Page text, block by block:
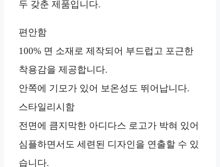
두 갖춘 제품입니다.
편안함
100% 면 소재로 제작되어 부드럽고 포근한
착용감을 제공합니다.
안쪽에 기모가 있어 보온성도 뛰어납니다.
스타일리시함
전면에 큼지막한 아디다스 로고가 박혀 있어
심플하면서도 세련된 디자인을 연출할 수 있
습니다.